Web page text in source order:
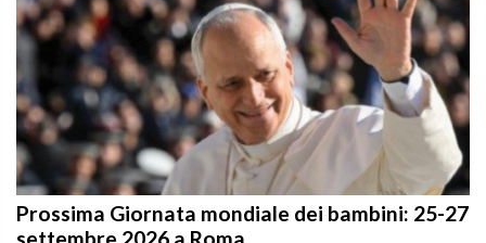
Prossima Giornata mondiale dei bambini: 25-27
settembre 2026 a Roma